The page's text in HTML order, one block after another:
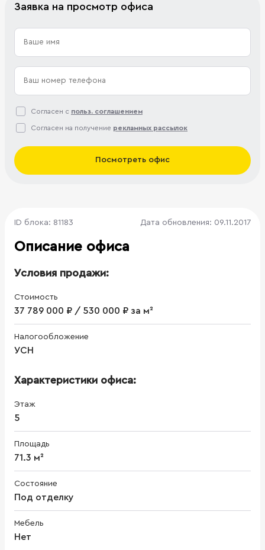
Заявка на просмотр офиса
Согласен с польз. соглашением
Согласен на получение рекламных рассылок
Посмотреть офис
ID блока: 81183 Дата обновления: 09.11.2017
Описание офиса
Условия продажи:
Стоимость
37 789 000 ₽ / 530 000 ₽ за м²
Налогообложение
УСН
Характеристики офиса:
Этаж
5
Площадь
71.3 м²
Состояние
Под отделку
Мебель
Нет